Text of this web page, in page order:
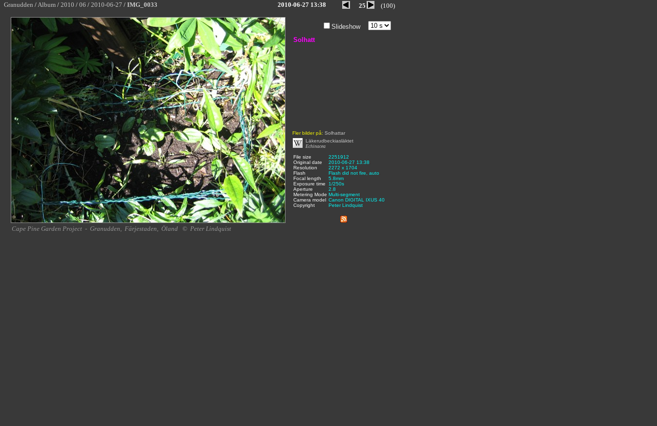
Granudden /Album / 2010 / 06 / 2010-06-27 / IMG_0033 2010-06-27 13:38 25 (100)
Slideshow
Solhatt
Fler bilder på: Solhattar
Läkerudbeckiasläktet
Echinacea
File size
2251912
Original date
2010-06-27 13:38
Resolution
2272 x 1704
Flash
Flash did not fire, auto
Focal length
5.8mm
Exposure time
1/250s
Aperture
2.8
Metering Mode Multi-segment
Camera model Canon DIGITAL IXUS 40
Copyright
Peter Lindquist
Cape Pine Garden Project - Granudden, Färjestaden, Öland © Peter Lindquist